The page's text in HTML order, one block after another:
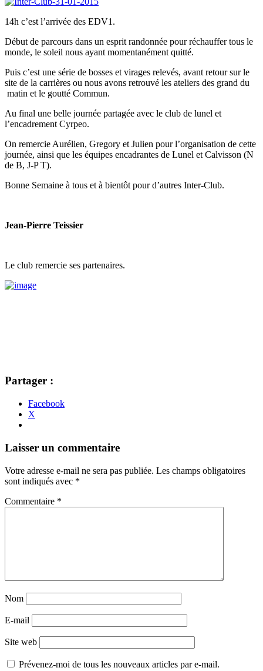
14h c’est l’arrivée des EDV1.
Début de parcours dans un esprit randonnée pour réchauffer tous le
monde, le soleil nous ayant momentanément quitté.
Puis c’est une série de bosses et virages relevés, avant retour sur le
site de la carrières ou nous avons retrouvé les ateliers des grand du
matin et le goutté Commun.
Au final une belle journée partagée avec le club de lunel et
l’encadrement Cyrpeo.
On remercie Aurélien, Gregory et Julien pour l’organisation de cette
journée, ainsi que les équipes encadrantes de Lunel et Calvisson (N
de B, J-P T).
Bonne Semaine à tous et à bientôt pour d’autres Inter-Club.
Jean-Pierre Teissier
Le club remercie ses partenaires.
Partager :
Facebook
X
Navigation
articles
←
→
Laisser un commentaire
Votre adresse e-mail ne sera pas publiée. Les champs obligatoires
sont indiqués avec *
Commentaire *
Nom
E-mail
Site web
Prévenez-moi de tous les nouveaux articles par e-mail.